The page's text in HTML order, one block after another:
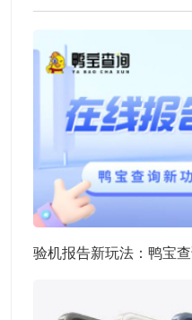
验机报告新玩法：鸭宝